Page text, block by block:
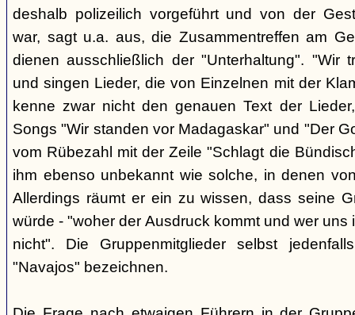
deshalb polizeilich vorgeführt und von der
war, sagt u.a. aus, die Zusammentreffen am
dienen ausschließlich der "Unterhaltung". "Wir
und singen Lieder, die von Einzelnen mit der
kenne zwar nicht den genauen Text der
Songs "Wir standen vor Madagaskar" und "Der
vom Rübezahl mit der Zeile "Schlagt die
ihm ebenso unbekannt wie solche, in denen
Allerdings räumt er ein zu wissen, dass seine
würde - "woher der Ausdruck kommt und wer
nicht". Die Gruppenmitglieder selbst
"Navajos" bezeichnen.